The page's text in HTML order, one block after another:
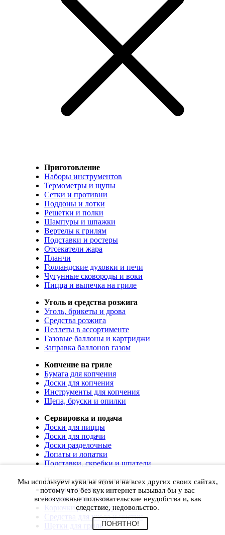
Приготовление
Наборы инструментов
Термометры и щупы
Сетки и противни
Поддоны и лотки
Решетки и полки
Шампуры и шпажки
Вертелы к грилям
Подставки и ростеры
Отсекатели жара
Планчи
Голландские духовки и печи
Чугунные сковороды и воки
Пицца и выпечка на гриле
Уголь и средства розжига
Уголь, брикеты и дрова
Средства розжига
Пеллеты в ассортименте
Газовые баллоны и картриджи
Заправка баллонов газом
Копчение на гриле
Бумага для копчения
Доски для копчения
Инструменты для копчения
Щепа, бруски и опилки
Сервировка и подача
Доски для пиццы
Доски для подачи
Доски разделочные
Лопаты и лопатки
Подставки, скребки и шпатели
Чистка, уход и хранение
Чехлы и сумки
Коврики для гриля
Корючки для инструментов
Средства для ухода и чистки
Щетки для гриля
Мы используем куки на этом и на всех других своих сайтах,
потому что без кук интернет вызывал бы у вас
всевозможные пользовательские неудобства и, как
следствие, недовольство.
ПОНЯТНО!